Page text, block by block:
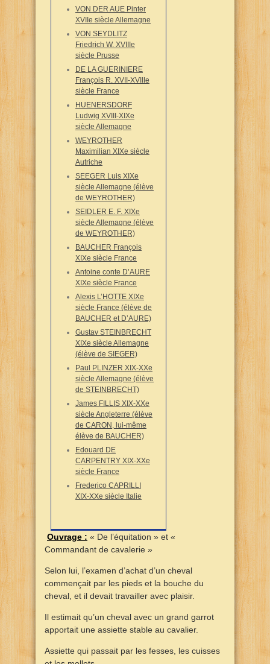
VON DER AUE Pinter
XVIIe siècle Allemagne
VON SEYDLITZ
Friedrich W. XVIIIe
siècle Prusse
DE LA GUERINIERE
François R. XVII-XVIIIe
siècle France
HUENERSDORF
Ludwig XVIII-XIXe
siècle Allemagne
WEYROTHER
Maximilian XIXe siècle
Autriche
SEEGER Luis XIXe
siècle Allemagne (élève
de WEYROTHER)
SEIDLER E. F. XIXe
siècle Allemagne (élève
de WEYROTHER)
BAUCHER François
XIXe siècle France
Antoine conte D’AURE
XIXe siècle France
Alexis L’HOTTE XIXe
siècle France (élève de
BAUCHER et D’AURE)
Gustav STEINBRECHT
XIXe siècle Allemagne
(élève de SIEGER)
Paul PLINZER XIX-XXe
siècle Allemagne (élève
de STEINBRECHT)
James FILLIS XIX-XXe
siècle Angleterre (élève
de CARON, lui-même
élève de BAUCHER)
Edouard DE
CARPENTRY XIX-XXe
siècle France
Frederico CAPRILLI
XIX-XXe siècle Italie
Ouvrage : « De l’équitation » et «
Commandant de cavalerie »
Selon lui, l’examen d’achat d’un cheval
commençait par les pieds et la bouche du
cheval, et il devait travailler avec plaisir.
Il estimait qu’un cheval avec un grand garrot
apportait une assiette stable au cavalier.
Assiette qui passait par les fesses, les cuisses